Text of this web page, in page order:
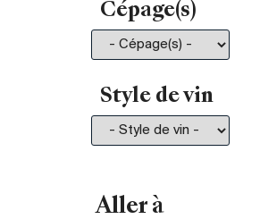
Cépage(s)
Style de vin
Aller à